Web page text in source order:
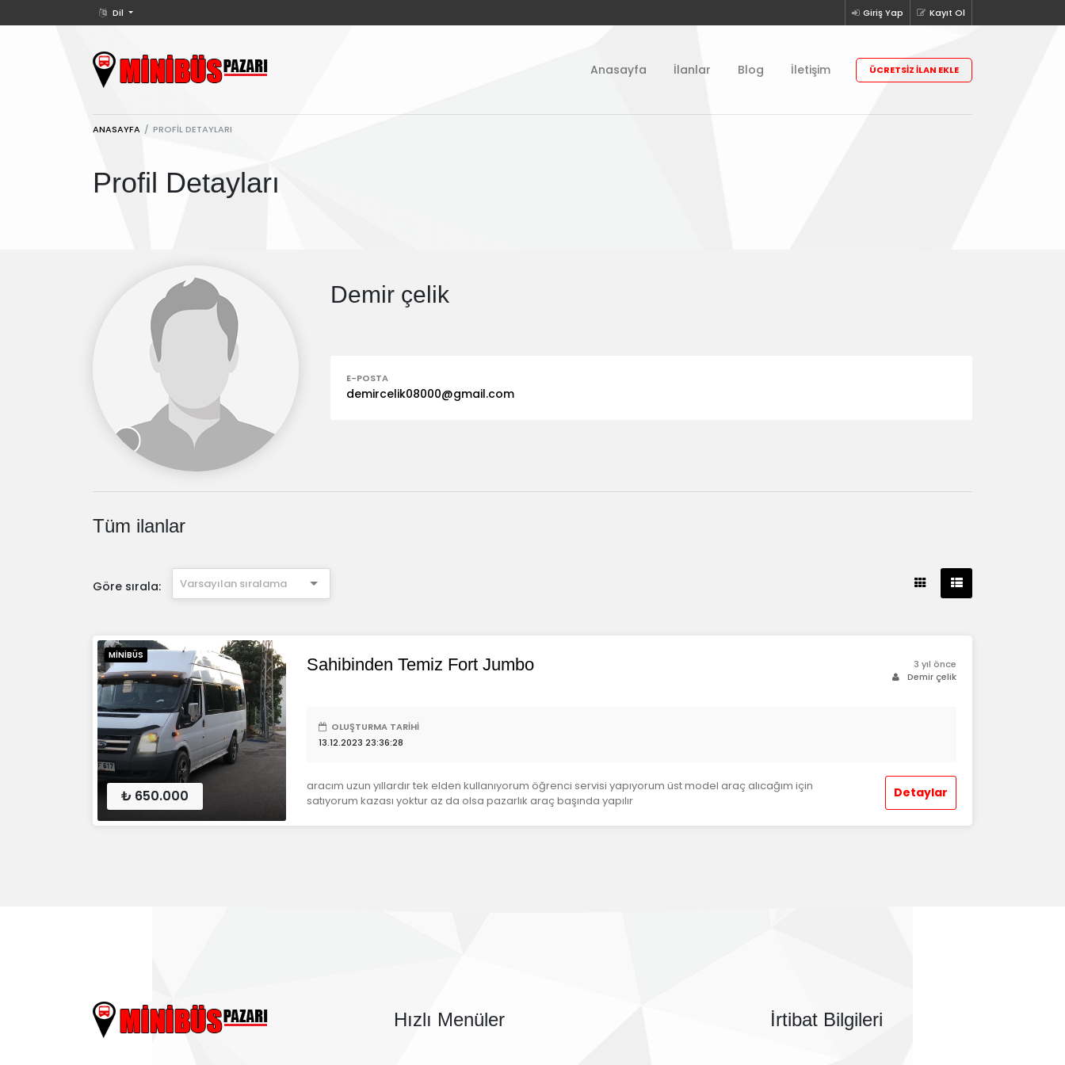
Dil Giriş Yap Kayıt Ol
Anasayfa İlanlar Blog İletişim ÜCRETSIZ İLAN EKLE
ANASAYFA PROFIL DETAYLARI
Profil Detayları
Demir çelik
E-POSTA
demircelik08000@gmail.com
Tüm ilanlar
Göre sırala: Varsayılan sıralama
MINIBÜS Sahibinden Temiz Fort Jumbo
₺ 650.000
3 yıl önce
Demir çelik
aracım uzun yıllardır tek elden kullanıyorum öğrenci servisi yapıyorum üst model araç alıcağım için
satıyorum kazası yoktur az da olsa pazarlık araç başında yapılır
OLUŞTURMA TARIHI
13.12.2023 23:36:28
Detaylar
Hızlı Menüler İrtibat Bilgileri